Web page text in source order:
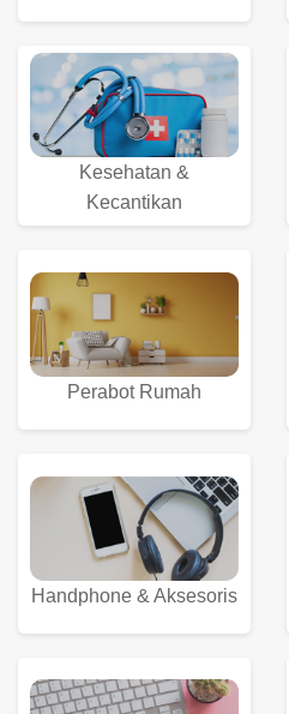
Kesehatan &
Kecantikan
Perabot Rumah
Handphone & Aksesoris